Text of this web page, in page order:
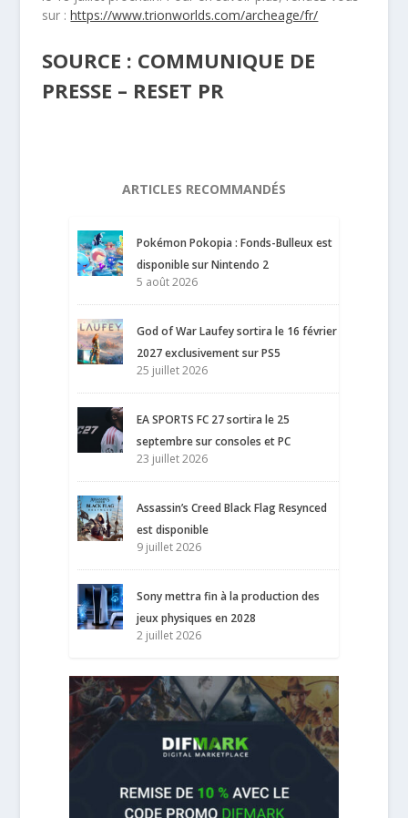
sur :https://www.trionworlds.com/archeage/fr/
SOURCE : COMMUNIQUE DE
PRESSE – RESET PR
ARTICLES RECOMMANDÉS
Pokémon Pokopia : Fonds-Bulleux est
disponible sur Nintendo 2
5 août 2026
God of War Laufey sortira le 16 février
2027 exclusivement sur PS5
25 juillet 2026
EA SPORTS FC 27 sortira le 25
septembre sur consoles et PC
23 juillet 2026
Assassin’s Creed Black Flag Resynced
est disponible
9 juillet 2026
Sony mettra fin à la production des
jeux physiques en 2028
2 juillet 2026